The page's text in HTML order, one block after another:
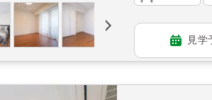
見学